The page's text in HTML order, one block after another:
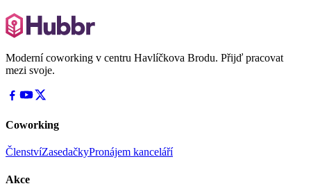
Moderní coworking v centru Havlíčkova Brodu. Přijď pracovat
mezi svoje.
Coworking
ČlenstvíZasedačkyPronájem kanceláří
Akce